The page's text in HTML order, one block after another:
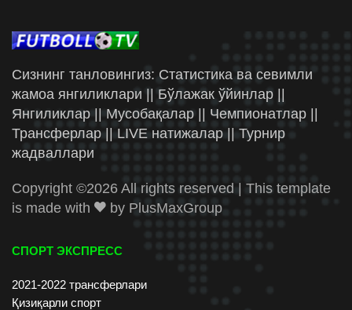
Сизнинг танловингиз: Статистика ва севимли
жамоа янгиликлари || Бўлажак ўйинлар ||
Янгиликлар || Мусобақалар || Чемпионатлар ||
Трансферлар || LIVE натижалар || Турнир
жадваллари
Copyright ©2026 All rights reserved | This template
is made with
by PlusMaxGroup
СПОРТ ЭКСПРЕСС
2021-2022 трансферлари
Қизиқарли спорт